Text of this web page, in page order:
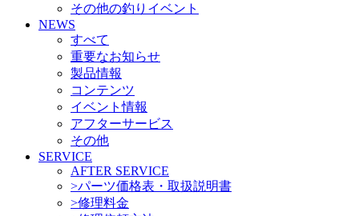
その他の釣りイベント
NEWS
すべて
重要なお知らせ
製品情報
コンテンツ
イベント情報
アフターサービス
その他
SERVICE
AFTER SERVICE
>パーツ価格表・取扱説明書
>修理料金